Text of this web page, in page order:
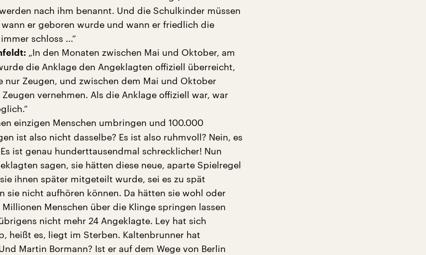
nach ihm benannt. Und die Schulkinder müssen
er geboren wurde und wann er friedlich die
schloss ...“
„In den Monaten zwischen Mai und Oktober, am
die Anklage den Angeklagten offiziell überreicht,
nur Zeugen, und zwischen dem Mai und Oktober
vernehmen. Als die Anklage offiziell war, war
einzigen Menschen umbringen und 100.000
ist also nicht dasselbe? Es ist also ruhmvoll? Nein, es
ist genau hunderttausendmal schrecklicher! Nun
sagen, sie hätten diese neue, aparte Spielregel
ihnen später mitgeteilt wurde, sei es zu spät
sie nicht aufhören können. Da hätten sie wohl oder
Menschen über die Klinge springen lassen
nicht mehr 24 Angeklagte. Ley hat sich
heißt es, liegt im Sterben. Kaltenbrunner hat
Martin Bormann? Ist er auf dem Wege von Berlin